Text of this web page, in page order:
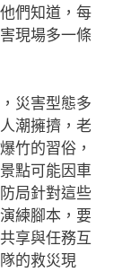
們知道，每
現場多一條
災害型態多
潮擁擠，老
竹的習俗，
點可能因車
局針對這些
練腳本，要
享與任務互
的救災現